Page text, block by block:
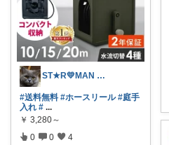
ST★R💛MAN ＠ コスパは大事！
#送料無料 #ホースリール #庭手
入れ # ...
￥ 3,280～
0 0 4